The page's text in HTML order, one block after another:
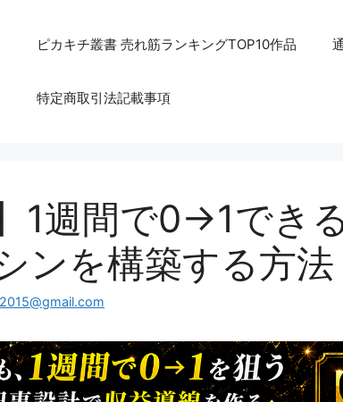
ピカキチ叢書 売れ筋ランキングTOP10作品
特定商取引法記載事項
1週間で0→1でき
ンを構築する方法